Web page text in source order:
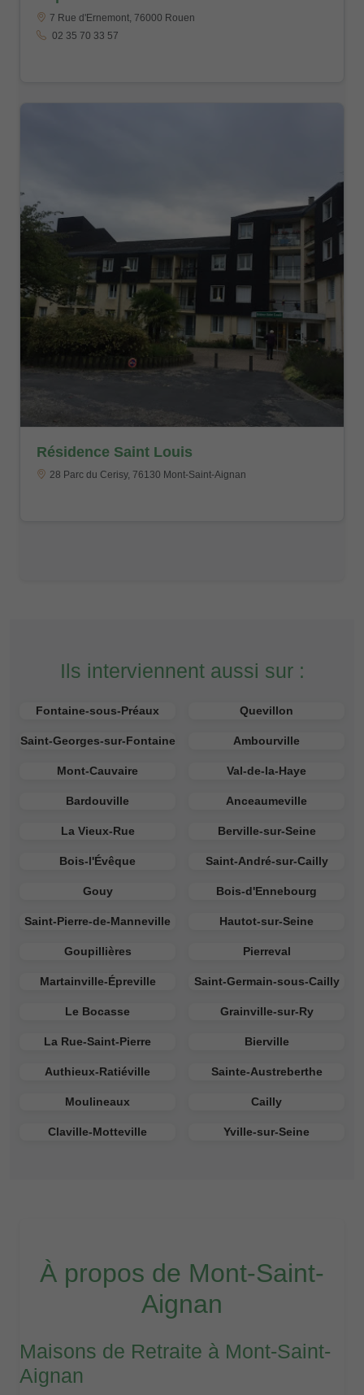
7 Rue d'Ernemont, 76000 Rouen
02 35 70 33 57
Résidence Saint Louis
28 Parc du Cerisy, 76130 Mont-Saint-Aignan
Ils interviennent aussi sur :
Fontaine-sous-Préaux Quevillon
Saint-Georges-sur-Fontaine Ambourville
Mont-Cauvaire Val-de-la-Haye
Bardouville Anceaumeville
La Vieux-Rue Berville-sur-Seine
Bois-l'Évêque Saint-André-sur-Cailly
Gouy Bois-d'Ennebourg
Saint-Pierre-de-Manneville Hautot-sur-Seine
Goupillières Pierreval
Martainville-Épreville Saint-Germain-sous-Cailly
Le Bocasse Grainville-sur-Ry
La Rue-Saint-Pierre Bierville
Authieux-Ratiéville Sainte-Austreberthe
Moulineaux Cailly
Claville-Motteville Yville-sur-Seine
À propos de Mont-Saint-
Aignan
Maisons de Retraite à Mont-Saint-
Aignan